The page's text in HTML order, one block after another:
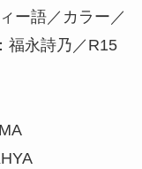
ー語／カラー／
福永詩乃／R15